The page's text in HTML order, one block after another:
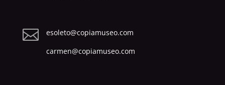

esoleto@copiamuseo.com
carmen@copiamuseo.com